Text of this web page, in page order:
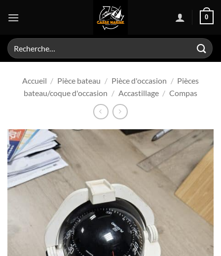
0
Recherche
pour :
Accueil / Pièce bateau / Pièce d'occasion / Pièces
bateau/coque d'occasion / Accastillage / Compas